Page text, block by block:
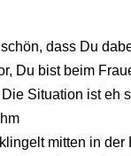
dass Du
Du bist beim
Situation ist eh
mitten in der